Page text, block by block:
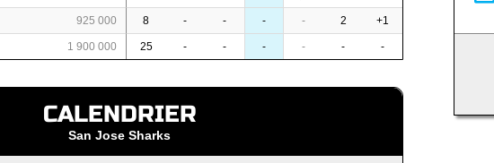
925 000 8 - - - - 2 +1
1 900 000 25 - - - - - -
CALENDRIER
San Jose Sharks